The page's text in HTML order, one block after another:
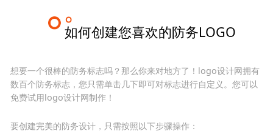
如何创建您喜欢的防务LOGO
想要一个很棒的防务标志吗？那么你来对地方了！logo设计网拥有
数百个防务标志，您只需单击几下即可对标志进行自定义。您可以
免费试用logo设计网制作！
要创建完美的防务设计，只需按照以下步骤操作：